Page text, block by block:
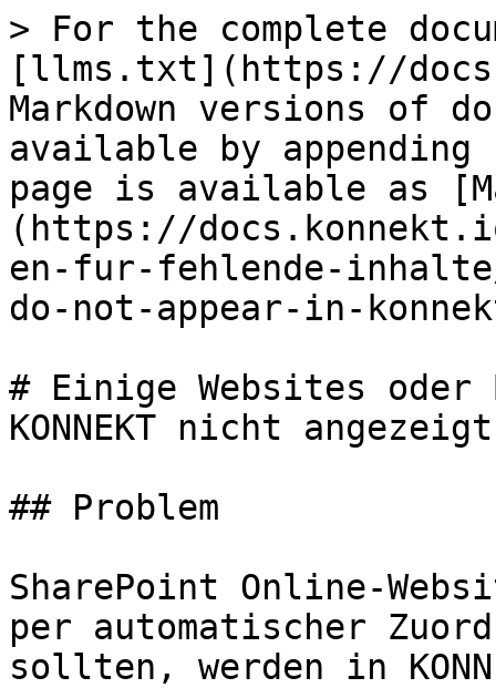
> For the complete
[llms.txt](https://
Markdown versions of
available by
page is available as
(https://
en-fur-fehlende-
do-not-appear-in-
# Einige Websites
KONNEKT nicht angezeigt
## Problem
SharePoint Online-
per automatischer
sollten, werden in